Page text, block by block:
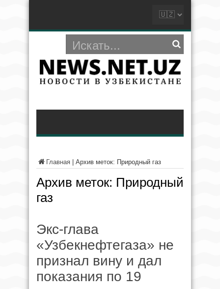
Главная Архив меток: Природный газ
Архив меток: Природный
газ
Экс-глава
«Узбекнефтегаза» не
признал вину и дал
показания по 19